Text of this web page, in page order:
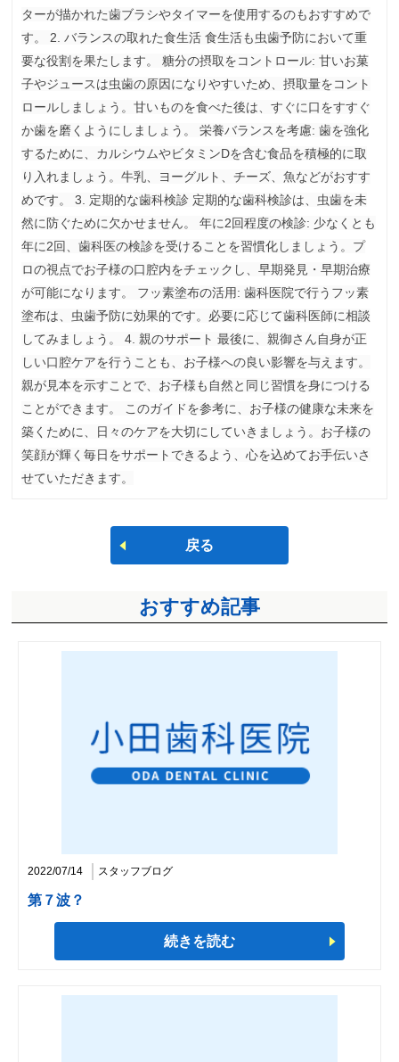
ターが描かれた歯ブラシやタイマーを使用するのもおすすめで
す。 2. バランスの取れた食生活 食生活も虫歯予防において重
要な役割を果たします。 糖分の摂取をコントロール: 甘いお菓
子やジュースは虫歯の原因になりやすいため、摂取量をコント
ロールしましょう。甘いものを食べた後は、すぐに口をすすぐ
か歯を磨くようにしましょう。 栄養バランスを考慮: 歯を強化
するために、カルシウムやビタミンDを含む食品を積極的に取
り入れましょう。牛乳、ヨーグルト、チーズ、魚などがおすす
めです。 3. 定期的な歯科検診 定期的な歯科検診は、虫歯を未
然に防ぐために欠かせません。 年に2回程度の検診: 少なくとも
年に2回、歯科医の検診を受けることを習慣化しましょう。プ
ロの視点でお子様の口腔内をチェックし、早期発見・早期治療
が可能になります。 フッ素塗布の活用: 歯科医院で行うフッ素
塗布は、虫歯予防に効果的です。必要に応じて歯科医師に相談
してみましょう。 4. 親のサポート 最後に、親御さん自身が正
しい口腔ケアを行うことも、お子様への良い影響を与えます。
親が見本を示すことで、お子様も自然と同じ習慣を身につける
ことができます。 このガイドを参考に、お子様の健康な未来を
築くために、日々のケアを大切にしていきましょう。お子様の
笑顔が輝く毎日をサポートできるよう、心を込めてお手伝いさ
せていただきます。
戻る
おすすめ記事
2022/07/14 スタッフブログ
第７波？
続きを読む